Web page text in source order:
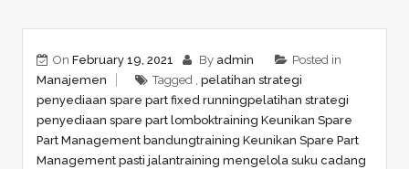
On February 19, 2021 By admin
Posted in
Manajemen
Tagged , pelatihan strategi
penyediaan spare part fixed runningpelatihan strategi
penyediaan spare part lomboktraining Keunikan Spare
Part Management bandungtraining Keunikan Spare Part
Management pasti jalantraining mengelola suku cadang